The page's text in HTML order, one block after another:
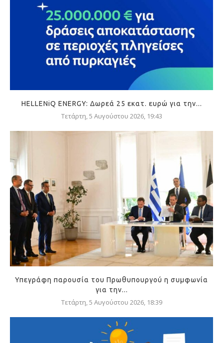
HELLENiQ ENERGY: Δωρεά 25 εκατ. ευρώ για την...
Τετάρτη, 5 Αυγούστου 2026, 19:43
Υπεγράφη παρουσία του Πρωθυπουργού η συμφωνία
για την...
Τετάρτη, 5 Αυγούστου 2026, 18:39